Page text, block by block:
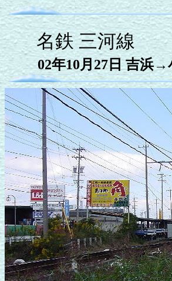
名鉄 三河線
02年10月27日 吉浜→